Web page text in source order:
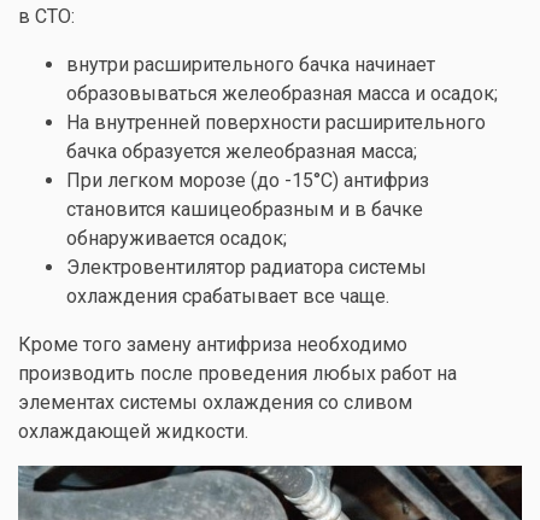
в СТО:
внутри расширительного бачка начинает
образовываться желеобразная масса и осадок;
На внутренней поверхности расширительного
бачка образуется желеобразная масса;
При легком морозе (до -15°С) антифриз
становится кашицеобразным и в бачке
обнаруживается осадок;
Электровентилятор радиатора системы
охлаждения срабатывает все чаще.
Кроме того замену антифриза необходимо
производить после проведения любых работ на
элементах системы охлаждения со сливом
охлаждающей жидкости.